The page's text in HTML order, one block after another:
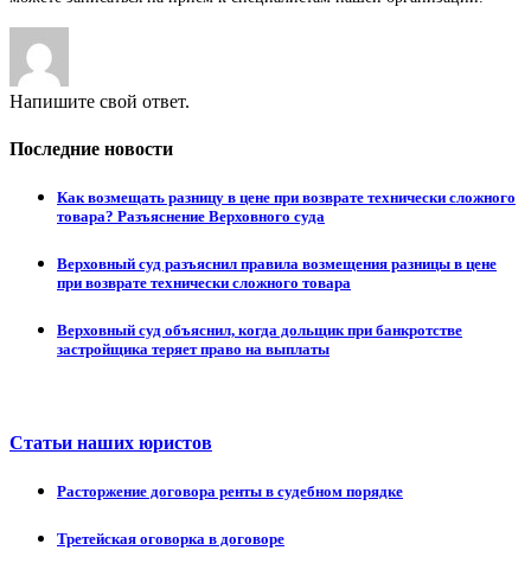
Напишите свой ответ.
Последние новости
Как возмещать разницу в цене при возврате технически сложного
товара? Разъяснение Верховного суда
Верховный суд разъяснил правила возмещения разницы в цене
при возврате технически сложного товара
Верховный суд объяснил, когда дольщик при банкротстве
застройщика теряет право на выплаты
Статьи наших юристов
Расторжение договора ренты в судебном порядке
Третейская оговорка в договоре